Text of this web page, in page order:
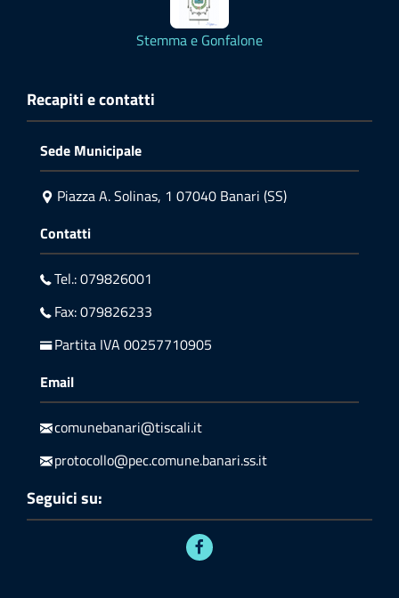
Stemma e Gonfalone
Recapiti e contatti
Sede Municipale
Piazza A. Solinas, 1 07040 Banari (SS)
Contatti
Tel.: 079826001
Fax: 079826233
Partita IVA 00257710905
Email
comunebanari@tiscali.it
protocollo@pec.comune.banari.ss.it
Seguici su: